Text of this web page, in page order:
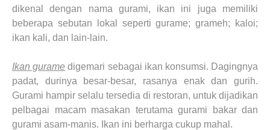
dikenal dengan nama gurami, ikan ini juga memiliki
beberapa sebutan lokal seperti gurame; grameh; kaloi;
ikan kali, dan lain-lain.
Ikan gurame digemari sebagai ikan konsumsi. Dagingnya
padat, durinya besar-besar, rasanya enak dan gurih.
Gurami hampir selalu tersedia di restoran, untuk dijadikan
pelbagai macam masakan terutama gurami bakar dan
gurami asam-manis. Ikan ini berharga cukup mahal.